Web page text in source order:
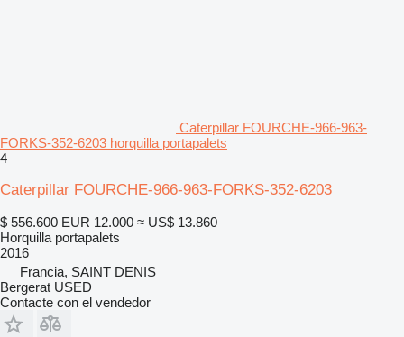
Caterpillar FOURCHE-966-963-
FORKS-352-6203 horquilla portapalets
4
Caterpillar FOURCHE-966-963-FORKS-352-6203
$ 556.600 EUR 12.000 ≈ US$ 13.860
Horquilla portapalets
2016
Francia, SAINT DENIS
Bergerat USED
Contacte con el vendedor